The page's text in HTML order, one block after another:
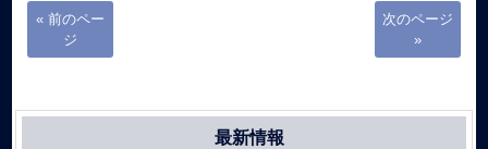
« 前のペー
ジ
次のページ
»
最新情報